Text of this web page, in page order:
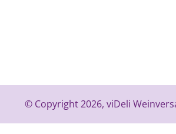
© Copyright 2026, viDeli